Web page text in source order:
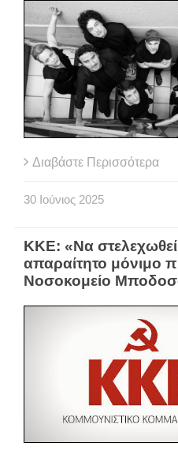
Διαβάστε Περισσότερα
30 Ιούνιος 2025
ΚΚΕ: «Να
απαραίτητο μόνιμο
Νοσοκομείο